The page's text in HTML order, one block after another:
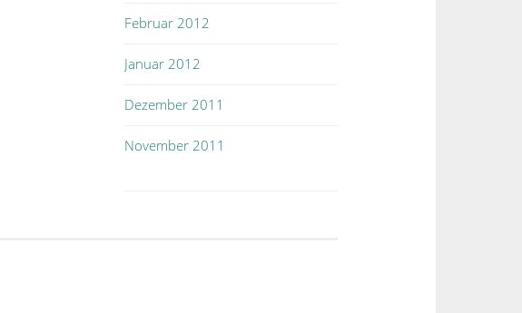
Februar 2012
Januar 2012
Dezember 2011
November 2011